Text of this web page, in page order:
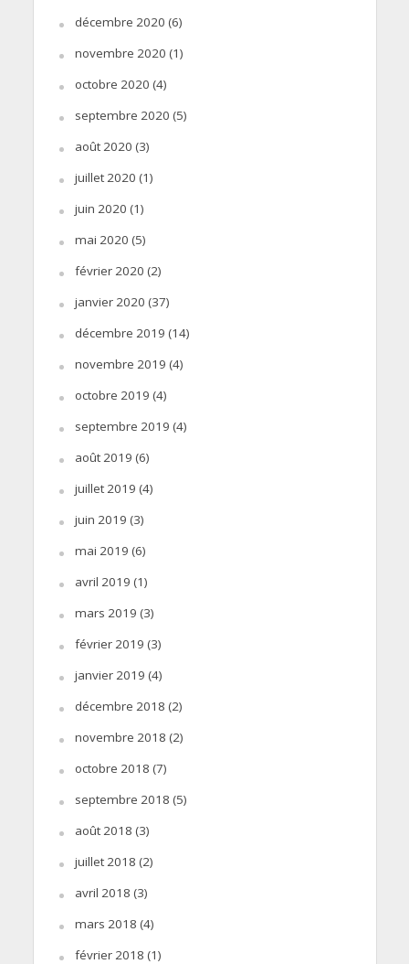
décembre 2020 (6)
novembre 2020 (1)
octobre 2020 (4)
septembre 2020 (5)
août 2020 (3)
juillet 2020 (1)
juin 2020 (1)
mai 2020 (5)
février 2020 (2)
janvier 2020 (37)
décembre 2019 (14)
novembre 2019 (4)
octobre 2019 (4)
septembre 2019 (4)
août 2019 (6)
juillet 2019 (4)
juin 2019 (3)
mai 2019 (6)
avril 2019 (1)
mars 2019 (3)
février 2019 (3)
janvier 2019 (4)
décembre 2018 (2)
novembre 2018 (2)
octobre 2018 (7)
septembre 2018 (5)
août 2018 (3)
juillet 2018 (2)
avril 2018 (3)
mars 2018 (4)
février 2018 (1)